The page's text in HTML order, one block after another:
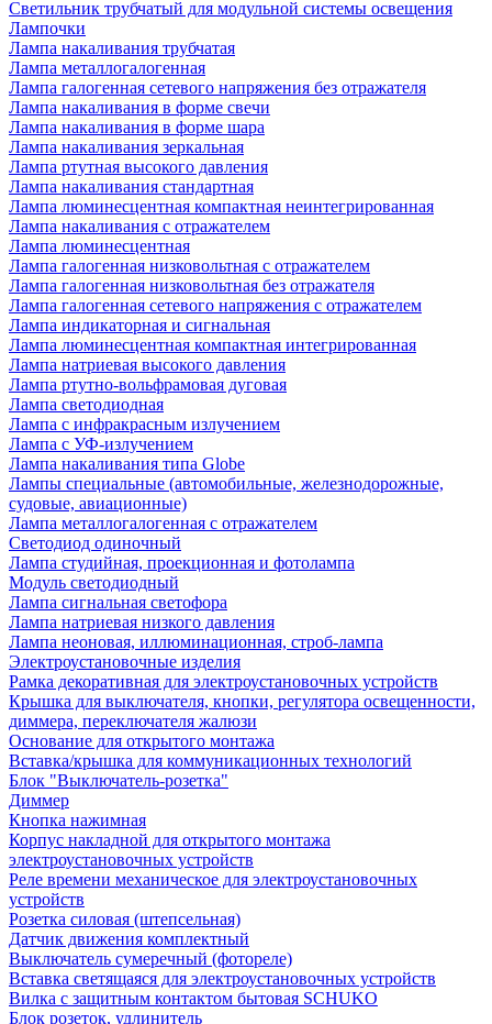
Светильник трубчатый для модульной системы освещения
Лампочки
Лампа накаливания трубчатая
Лампа металлогалогенная
Лампа галогенная сетевого напряжения без отражателя
Лампа накаливания в форме свечи
Лампа накаливания в форме шара
Лампа накаливания зеркальная
Лампа ртутная высокого давления
Лампа накаливания стандартная
Лампа люминесцентная компактная неинтегрированная
Лампа накаливания с отражателем
Лампа люминесцентная
Лампа галогенная низковольтная с отражателем
Лампа галогенная низковольтная без отражателя
Лампа галогенная сетевого напряжения с отражателем
Лампа индикаторная и сигнальная
Лампа люминесцентная компактная интегрированная
Лампа натриевая высокого давления
Лампа ртутно-вольфрамовая дуговая
Лампа светодиодная
Лампа с инфракрасным излучением
Лампа с УФ-излучением
Лампа накаливания типа Globe
Лампы специальные (автомобильные, железнодорожные,
судовые, авиационные)
Лампа металлогалогенная с отражателем
Светодиод одиночный
Лампа студийная, проекционная и фотолампа
Модуль светодиодный
Лампа сигнальная светофора
Лампа натриевая низкого давления
Лампа неоновая, иллюминационная, строб-лампа
Электроустановочные изделия
Рамка декоративная для электроустановочных устройств
Крышка для выключателя, кнопки, регулятора освещенности,
диммера, переключателя жалюзи
Основание для открытого монтажа
Вставка/крышка для коммуникационных технологий
Блок "Выключатель-розетка"
Диммер
Кнопка нажимная
Корпус накладной для открытого монтажа
электроустановочных устройств
Реле времени механическое для электроустановочных
устройств
Розетка силовая (штепсельная)
Датчик движения комплектный
Выключатель сумеречный (фотореле)
Вставка светящаяся для электроустановочных устройств
Вилка с защитным контактом бытовая SCHUKO
Блок розеток, удлинитель